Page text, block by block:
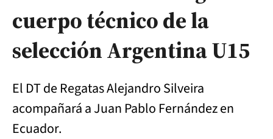
cuerpo técnico de la
selección Argentina U15
El DT de Regatas Alejandro Silveira
acompañará a Juan Pablo Fernández en
Ecuador.